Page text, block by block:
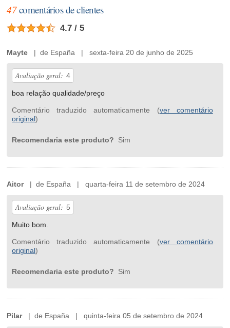
47comentários de clientes
4.7 / 5
Mayte | de España | sexta-feira 20 de junho de 2025
Avaliação geral: 4
boa relação qualidade/preço
Comentário traduzido automaticamente (ver comentário
original)
Recomendaria este produto? Sim
Aitor| de España | quarta-feira 11 de setembro de 2024
Avaliação geral: 5
Muito bom.
Comentário traduzido automaticamente (ver comentário
original)
Recomendaria este produto? Sim
Pilar| de España | quinta-feira 05 de setembro de 2024